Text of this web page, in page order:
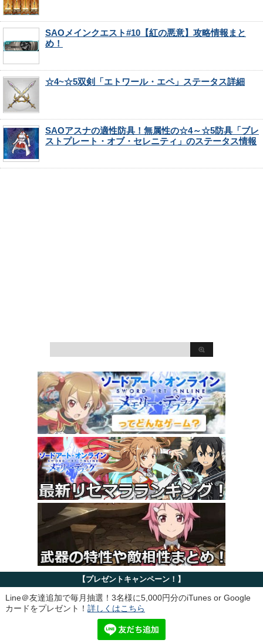
SAOメインクエスト#10【紅の悪意】攻略情報まと
め！
☆4~☆5双剣「エトワール・エペ」ステータス詳細
SAOアスナの適性防具！無属性の☆4～☆5防具「ブレ
ストプレート・オブ・セレニティ」のステータス情報
【プレゼントキャンペーン！】
Line＠友達追加で毎月抽選！3名様に5,000円分のiTunes or Google
カードをプレゼント！ 詳しくはこちら